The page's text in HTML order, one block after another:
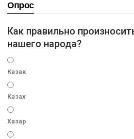
Опрос
Как правильно
нашего народа?
Казак
Казах
Хазар